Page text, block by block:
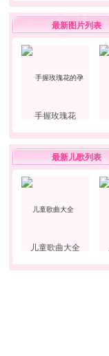
最新图片列表
手握玫瑰花
最新儿歌列表
儿童歌曲大全